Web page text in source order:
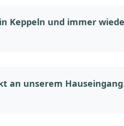
Keppeln und immer
an unserem